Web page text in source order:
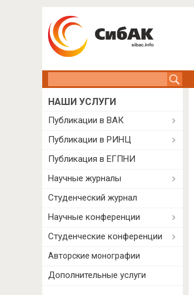
НАШИ УСЛУГИ
Публикации в ВАК
Публикации в РИНЦ
Публикация в ЕГПНИ
Научные журналы
Студенческий журнал
Научные конференции
Студенческие конференции
Авторские монографии
Дополнительные услуги